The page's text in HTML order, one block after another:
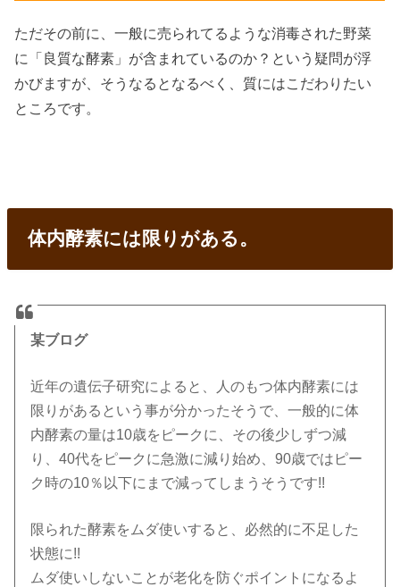
ただその前に、一般に売られてるような消毒された野菜
に「良質な酵素」が含まれているのか？という疑問が浮
かびますが、そうなるとなるべく、質にはこだわりたい
ところです。
体内酵素には限りがある。
某ブログ
近年の遺伝子研究によると、人のもつ体内酵素には
限りがあるという事が分かったそうで、一般的に体
内酵素の量は10歳をピークに、その後少しずつ減
り、40代をピークに急激に減り始め、90歳ではピー
ク時の10％以下にまで減ってしまうそうです!!
限られた酵素をムダ使いすると、必然的に不足した
状態に!!
ムダ使いしないことが老化を防ぐポイントになるよ